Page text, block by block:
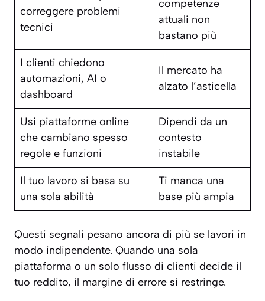
correggere problemi
tecnici
competenze
attuali non
bastano più
I clienti chiedono
automazioni, AI o
dashboard
Il mercato ha
alzato l’asticella
Usi piattaforme online
che cambiano spesso
regole e funzioni
Dipendi da un
contesto
instabile
Il tuo lavoro si basa su
una sola abilità
Ti manca una
base più ampia
Questi segnali pesano ancora di più se lavori in
modo indipendente. Quando una sola
piattaforma o un solo flusso di clienti decide il
tuo reddito, il margine di errore si restringe.